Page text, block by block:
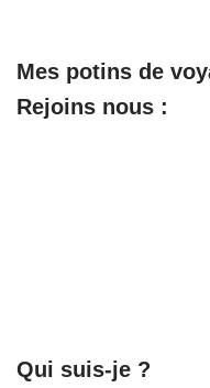
Mes potins de
Rejoins nous :
Qui suis-je ?